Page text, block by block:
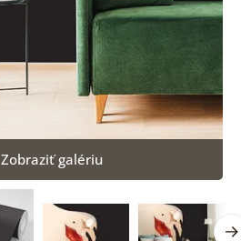
Zobraziť galériu